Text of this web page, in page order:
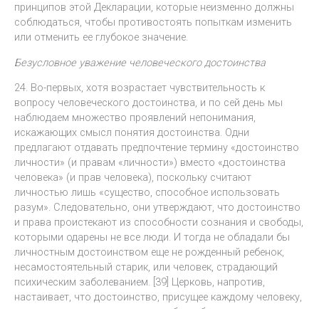
принципов этой Декларации, которые неизменно должны
соблюдаться, чтобы противостоять попыткам изменить
или отменить ее глубокое значение.
Безусловное уважение человеческого достоинства
24. Во-первых, хотя возрастает чувствительность к
вопросу человеческого достоинства, и по сей день мы
наблюдаем множество проявлений непонимания,
искажающих смысл понятия достоинства. Одни
предлагают отдавать предпочтение термину «достоинство
личности» (и правам «личности») вместо «достоинства
человека» (и прав человека), поскольку считают
личностью лишь «существо, способное использовать
разум». Следовательно, они утверждают, что достоинство
и права проистекают из способности сознания и свободы,
которыми одарены не все люди. И тогда не обладали бы
личностным достоинством еще не рожденный ребенок,
несамостоятельный старик, или человек, страдающий
психическим заболеванием. [39] Церковь, напротив,
настаивает, что достоинство, присущее каждому человеку,